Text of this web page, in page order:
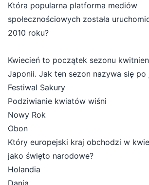
Która popularna platforma mediów
społecznościowych została
2010 roku?
Kwiecień to początek sezonu
Japonii. Jak ten sezon nazywa się po
Festiwal Sakury
Podziwianie kwiatów wiśni
Nowy Rok
Obon
Który europejski kraj obchodzi w
jako święto narodowe?
Holandia